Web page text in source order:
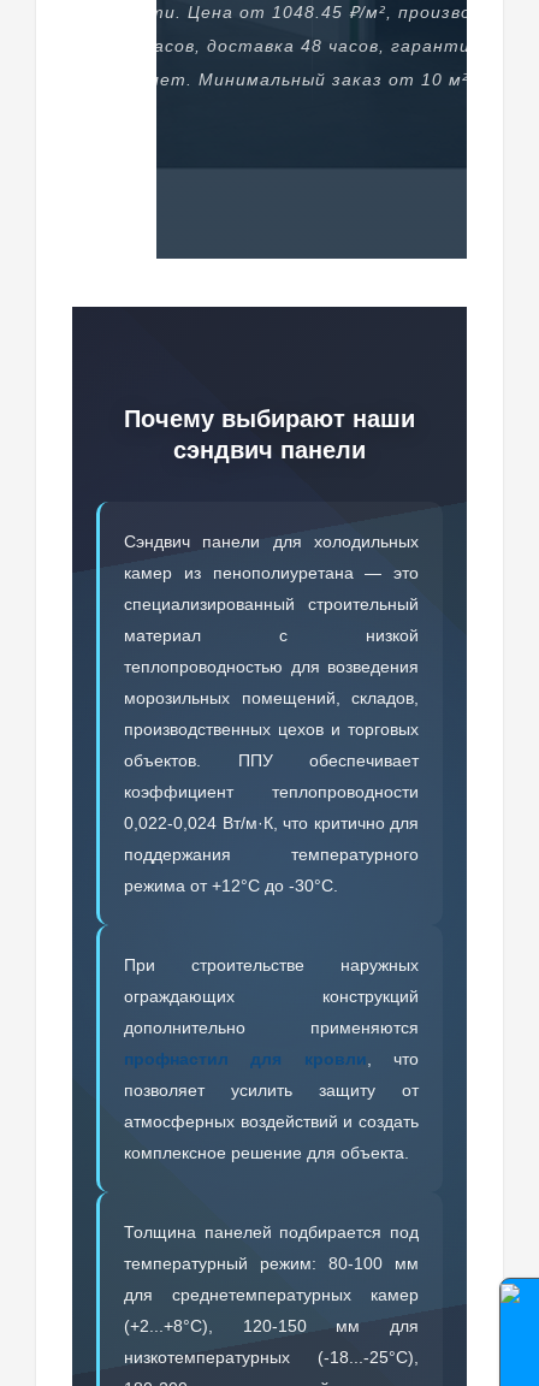
области. Цена от 1048.45 ₽/м², производство
48 часов, доставка 48 часов, гарантия 20
лет. Минимальный заказ от 10 м².
Почему выбирают наши
сэндвич панели
Сэндвич панели для холодильных
камер из пенополиуретана — это
специализированный строительный
материал с низкой
теплопроводностью для возведения
морозильных помещений, складов,
производственных цехов и торговых
объектов. ППУ обеспечивает
коэффициент теплопроводности
0,022-0,024 Вт/м·К, что критично для
поддержания температурного
режима от +12°C до -30°C.
При строительстве наружных
ограждающих конструкций
дополнительно применяются
профнастил для кровли, что
позволяет усилить защиту от
атмосферных воздействий и создать
комплексное решение для объекта.
Толщина панелей подбирается под
температурный режим: 80-100 мм
для среднетемпературных камер
(+2...+8°C), 120-150 мм для
низкотемпературных (-18...-25°C),